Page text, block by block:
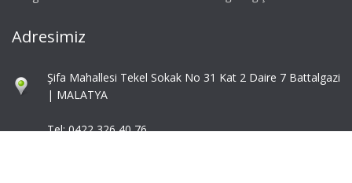
Adresimiz
Şifa Mahallesi Tekel Sokak No 31 Kat 2 Daire 7 Battalgazi
| MALATYA
Tel: 0422 326 40 76